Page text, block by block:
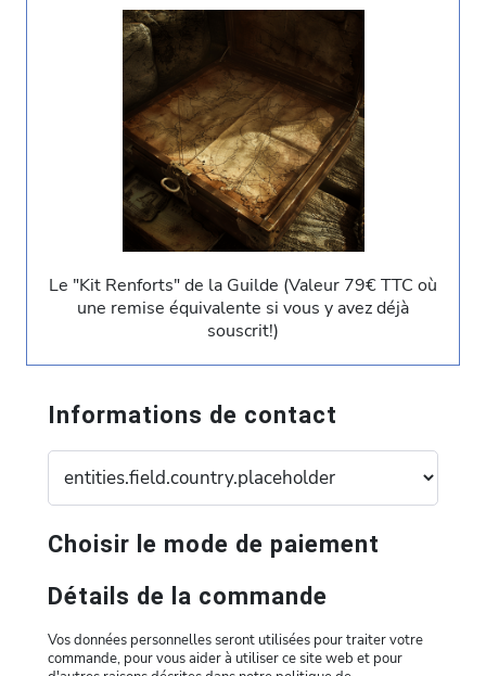
Le "Kit Renforts" de la Guilde (Valeur 79€ TTC où
une remise équivalente si vous y avez déjà
souscrit!)
Informations de contact
Choisir le mode de paiement
Détails de la commande
Vos données personnelles seront utilisées pour traiter votre
commande, pour vous aider à utiliser ce site web et pour